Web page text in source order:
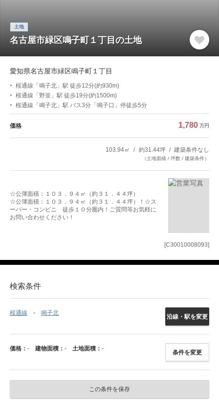
[C30010008093]
土地
名古屋市緑区鳴子町１丁目の土地
愛知県名古屋市緑区鳴子町１丁目
桜通線「鳴子北」駅 徒歩12分(約930m)
桜通線「野並」駅 徒歩19分(約1500m)
桜通線「鳴子北」駅 バス3分「鳴子口」停徒歩5分
価格 1,780 万円
103.94㎡ 約31.44坪 建築条件なし
（土地面積 / 坪数 / 建築条件）
☆公簿面積：１０３．９４㎡（約３１．４４坪）
☆公簿面積：１０３．９４㎡（約３１．４４坪）！☆ス
ーパー・コンビニ 徒歩１０分圏内！ご質問等お気軽に
お問い合わせください！
検索条件
桜通線 鳴子北
沿線・駅を変更
価格： - 建物面積： - 土地面積： -
条件を変更
この条件を保存